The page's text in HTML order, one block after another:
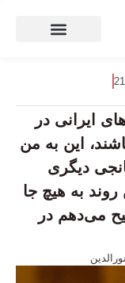
ایرانی در
این به من
دیگری
به هیچ جا
می‌دهم در